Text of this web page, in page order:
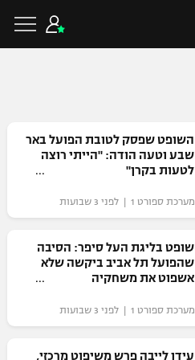
השופט שפסק לטובת הפועל באר
שבע וטעה הודה: "הייתי רוצה
לטעות בקרן"
מערכת ספורט 1 | לפני 3 שבועות
שופט בליגת העל סיפר: הסיבה
שהפועל תל אביב ביקשה שלא
אשפוט את משחקיה
מערכת ספורט 1 | לפני 3 שבועות
עידן לייבה פרש משיפוט מרכזי,